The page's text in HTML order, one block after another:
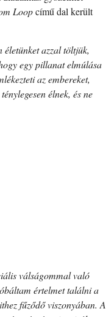
Loopcímű dal került
azzal töltjük,
egy pillanat elmúlása
az embereket,
élnek, és ne
válságommal való
értelmet találni a
fűződő viszonyában. A